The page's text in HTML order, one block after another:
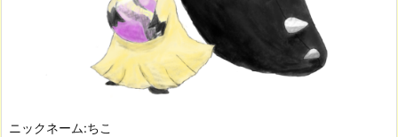
ニックネーム:ちこ